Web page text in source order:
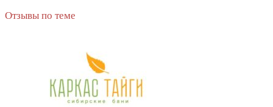
Отзывы по теме